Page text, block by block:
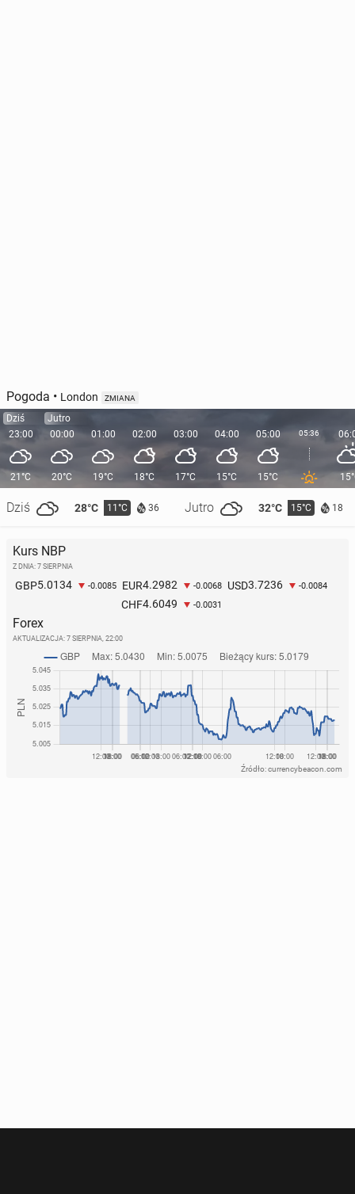
Pogoda • London ZMIANA
Dziś
23:00
21°C
Dziś 28°C 11°C 36 Jutro 32°C 15°C 18
Jutro
00:00
20°C
01:00
19°C
02:00
18°C
03:00
17°C
04:00
15°C
05:00
15°C
05:36
Kurs NBP
Z DNIA: 7 SIERPNIA
GBP5.0134 -0.0085 EUR4.2982 -0.0068 USD3.7236 -0.0084
CHF4.6049 -0.0031
Forex
AKTUALIZACJA: 7 SIERPNIA, 22:00
Źródło: currencybeacon.com